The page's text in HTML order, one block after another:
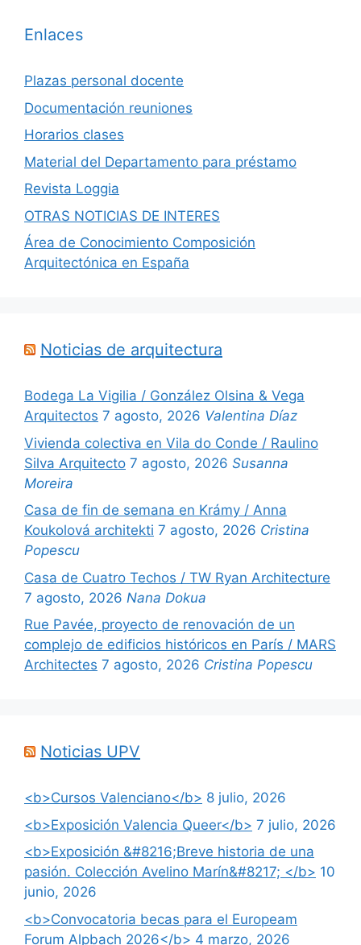
Enlaces
Plazas personal docente
Documentación reuniones
Horarios clases
Material del Departamento para préstamo
Revista Loggia
OTRAS NOTICIAS DE INTERES
Área de Conocimiento Composición
Arquitectónica en España
Noticias de arquitectura
Bodega La Vigilia / González Olsina & Vega
Arquitectos 7 agosto, 2026 Valentina Díaz
Vivienda colectiva en Vila do Conde / Raulino
Silva Arquitecto 7 agosto, 2026 Susanna
Moreira
Casa de fin de semana en Krámy / Anna
Koukolová architekti 7 agosto, 2026 Cristina
Popescu
Casa de Cuatro Techos / TW Ryan Architecture
7 agosto, 2026 Nana Dokua
Rue Pavée, proyecto de renovación de un
complejo de edificios históricos en París / MARS
Architectes 7 agosto, 2026 Cristina Popescu
Noticias UPV
<b>Cursos Valenciano</b> 8 julio, 2026
<b>Exposición Valencia Queer</b> 7 julio, 2026
<b>Exposición &#8216;Breve historia de una
pasión. Colección Avelino Marín&#8217; </b> 10
junio, 2026
<b>Convocatoria becas para el Europeam
Forum Alpbach 2026</b> 4 marzo, 2026